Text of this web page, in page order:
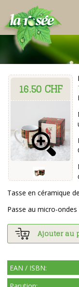
Login:
Désignation
16.50 CHF
Tasse en céramique
Passe au micro-
Ajouter au
EAN / ISBN: